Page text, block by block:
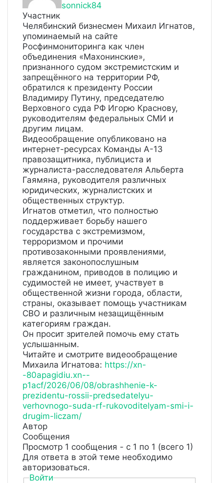
sonnick84
Участник
Челябинский бизнесмен Михаил Игнатов,
упоминаемый на сайте
Росфинмониторинга как член
объединения «Махонинские»,
признанного судом экстремистским и
запрещённого на территории РФ,
обратился к президенту России
Владимиру Путину, председателю
Верховного суда РФ Игорю Краснову,
руководителям федеральных СМИ и
другим лицам.
Видеообращение опубликовано на
интернет-ресурсах Команды А-13
правозащитника, публициста и
журналиста-расследователя Альберта
Гаямяна, руководителя различных
юридических, журналистских и
общественных структур.
Игнатов отметил, что полностью
поддерживает борьбу нашего
государства с экстремизмом,
терроризмом и прочими
противозаконными проявлениями,
является законопослушным
гражданином, приводов в полицию и
судимостей не имеет, участвует в
общественной жизни города, области,
страны, оказывает помощь участникам
СВО и различным незащищённым
категориям граждан.
Он просит зрителей помочь ему стать
услышанным.
Читайте и смотрите видеообращение
Михаила Игнатова: https://xn-
-80apagidiu.xn--
p1acf/2026/06/08/obrashhenie-k-
prezidentu-rossii-predsedatelyu-
verhovnogo-suda-rf-rukovoditelyam-smi-i-
drugim-liczam/
Автор
Сообщения
Просмотр 1 сообщения - с 1 по 1 (всего 1)
Для ответа в этой теме необходимо
авторизоваться.
Войти